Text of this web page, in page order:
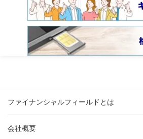
ファイナンシャルフィールドとは
会社概要